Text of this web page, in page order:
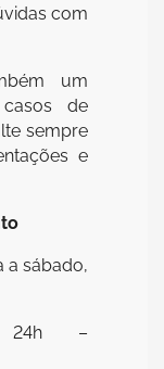
com
um
de
sempre
e
a sábado,
24h –